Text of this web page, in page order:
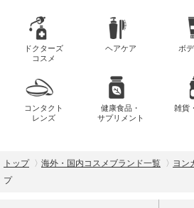
ドクターズ
コスメ
ヘアケア ボ
コンタクト
レンズ
健康食品・
サプリメント
雑貨
トップ 海外・国内コスメブランド一覧 ヨン
プ